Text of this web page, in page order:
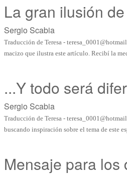
La gran ilusión
Sergio Scabia
Traducción de Teresa -
macizo que ilustra este artículo. Recibí la
...Y todo será
Sergio Scabia
Traducción de Teresa -
buscando inspiración sobre el tema de este
Mensaje para los